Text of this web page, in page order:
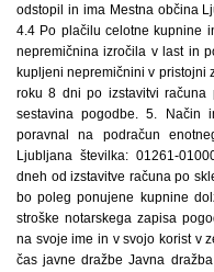
odstopil in ima Mestna občina
4.4 Po plačilu celotne kupnine
nepremičnina izročila v last in
kupljeni nepremičnini v pristojni
roku 8 dni po izstavitvi računa
sestavina pogodbe. 5. Način
poravnal na podračun
Ljubljana številka: 01261-
dneh od izstavitve računa po
bo poleg ponujene kupnine
stroške notarskega zapisa
na svoje ime in v svojo korist v
čas javne dražbe Javna